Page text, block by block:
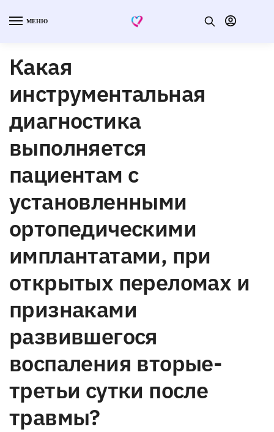
МЕНЮ
Какая
инструментальная
диагностика
выполняется
пациентам с
установленными
ортопедическими
имплантатами, при
открытых переломах и
признаками
развившегося
воспаления вторые-
третьи сутки после
травмы?